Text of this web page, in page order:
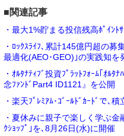
■関連記事
・最大1%貯まる投信残高ﾎﾟｲﾝﾄ
・ﾛｯｸｽﾗｲﾌ､累計145億円超の
最適化(AEO･GEO)｣の実践知を
・ｵﾙﾀﾅﾃｨﾌﾞ投資ﾌﾟﾗｯﾄﾌｫｰﾑ｢ｵﾙ
念ﾌｧﾝﾄﾞPart4 ID1121』を公開
・楽天ﾌﾟﾚﾐｱﾑ･ｺﾞｰﾙﾄﾞｶｰﾄﾞで､
・夏休みに親子で楽しく学ぶ
ｸｼｮｯﾌﾟ｣を､8月26日(水)に開催